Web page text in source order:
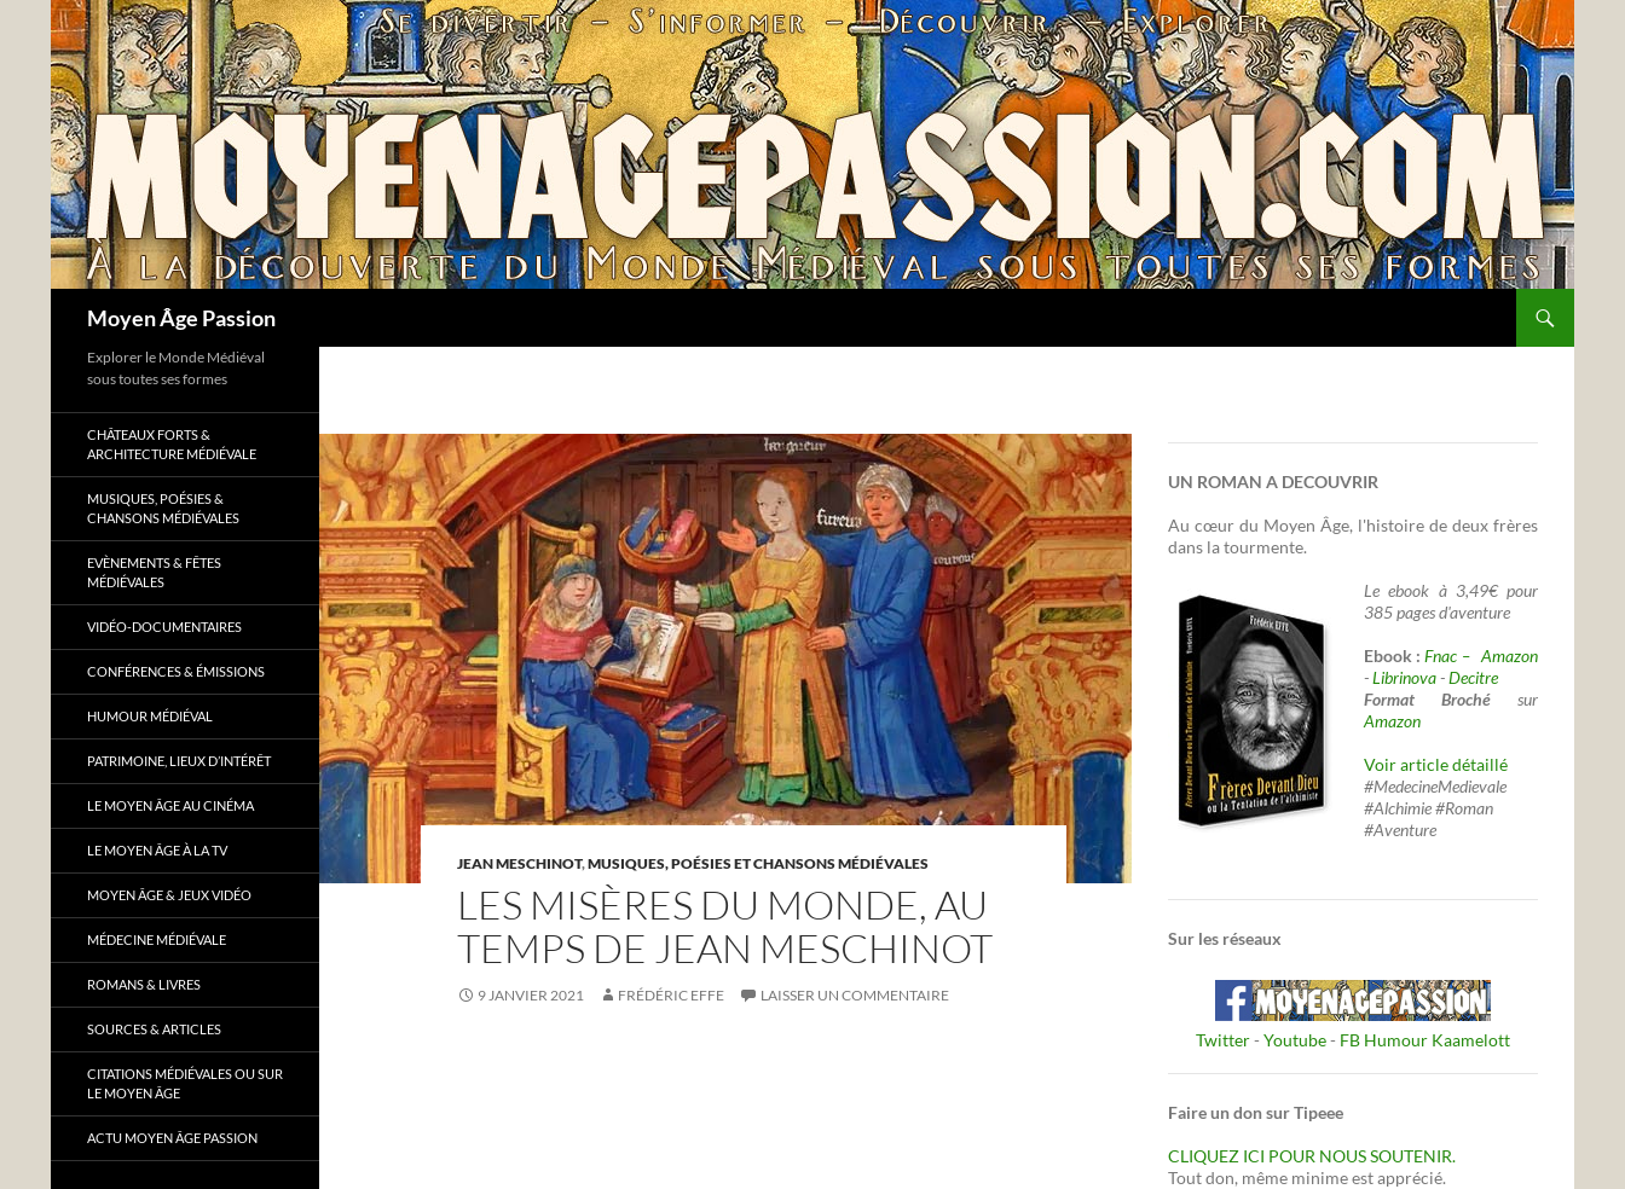
contenu
Moyen Âge Passion
JEAN MESCHINOT,MUSIQUES, POÉSIES ET CHANSONS MÉDIÉVALES
LES MISÈRES DU MONDE, AU
TEMPS DE JEAN MESCHINOT
9 JANVIER 2021 FRÉDÉRIC EFFE LAISSER UN COMMENTAIRE
UN ROMAN A DECOUVRIR
Au cœur du Moyen Âge, l'histoire de deux frères
dans la tourmente.
Le ebook à 3,49€ pour
385 pages d'aventure
Ebook :Fnac – Amazon
-Librinova-Decitre
Format Broché sur
Amazon
Voir article détaillé
#MedecineMedievale
#Alchimie #Roman
#Aventure
Sur les réseaux
Twitter- Youtube- FB Humour Kaamelott
Faire un don sur Tipeee
CLIQUEZ ICI POUR NOUS SOUTENIR.
Tout don, même minime est apprécié.
Explorer le Monde Médiéval
sous toutes ses formes
CHÂTEAUX FORTS &
ARCHITECTURE MÉDIÉVALE
MUSIQUES, POÉSIES &
CHANSONS MÉDIÉVALES
EVÈNEMENTS & FÊTES
MÉDIÉVALES
VIDÉO-DOCUMENTAIRES
CONFÉRENCES & ÉMISSIONS
HUMOUR MÉDIÉVAL
PATRIMOINE, LIEUX D’INTÉRÊT
LE MOYEN ÂGE AU CINÉMA
LE MOYEN ÂGE À LA TV
MOYEN ÂGE & JEUX VIDÉO
MÉDECINE MÉDIÉVALE
ROMANS & LIVRES
SOURCES & ARTICLES
CITATIONS MÉDIÉVALES OU SUR
LE MOYEN ÂGE
ACTU MOYEN ÂGE PASSION